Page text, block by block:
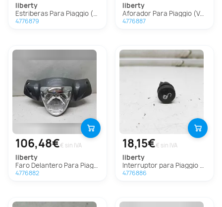
liberty
Estriberas Para Piaggio (Vespa) Liberty
4776879
liberty
Aforador Para Piaggio (Vespa) Liberty
4776887
106,48€€ sin IVA
liberty
Faro Delantero Para Piaggio (Vespa) Liberty
4776882
18,15€€ sin IVA
liberty
Interruptor para Piaggio (Vespa) Liberty
4776886